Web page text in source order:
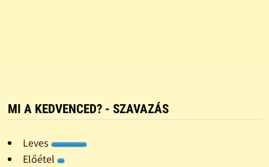
MI A KEDVENCED? - SZAVAZÁS
Leves
Előétel